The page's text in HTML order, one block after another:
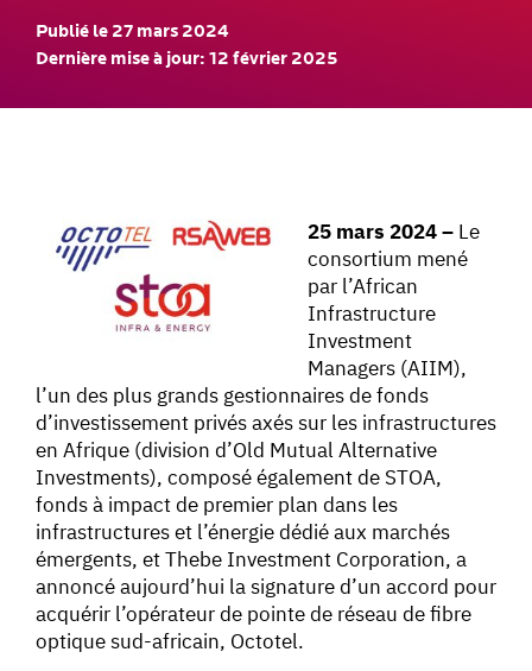
Publié le 27 mars 2024
Dernière mise à jour: 12 février 2025
25 mars 2024 – Le
consortium mené
par l’African
Infrastructure
Investment
Managers (AIIM),
l’un des plus grands gestionnaires de fonds
d’investissement privés axés sur les infrastructures
en Afrique (division d’Old Mutual Alternative
Investments), composé également de STOA,
fonds à impact de premier plan dans les
infrastructures et l’énergie dédié aux marchés
émergents, et Thebe Investment Corporation, a
annoncé aujourd’hui la signature d’un accord pour
acquérir l’opérateur de pointe de réseau de fibre
optique sud-africain, Octotel.